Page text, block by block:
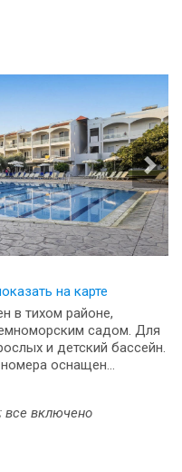
на карте
в тихом районе,
садом. Для
и детский бассейн.
оснащен...
все включено